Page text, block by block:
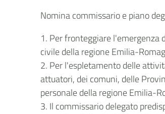
Nomina commissario e piano
1. Per fronteggiare l'emergenza
civile della regione Emilia-
2. Per l'espletamento delle
attuatori, dei comuni, delle
personale della regione Emilia-
3. Il commissario delegato